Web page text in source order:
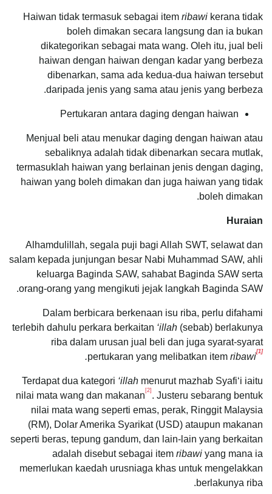
Haiwan tidak termasuk sebagai item ribawi kerana tidak
boleh dimakan secara langsung dan ia bukan
dikategorikan sebagai mata wang. Oleh itu, jual beli
haiwan dengan haiwan dengan kadar yang berbeza
dibenarkan, sama ada kedua-dua haiwan tersebut
daripada jenis yang sama atau jenis yang berbeza.
Pertukaran antara daging dengan haiwan
Menjual beli atau menukar daging dengan haiwan atau
sebaliknya adalah tidak dibenarkan secara mutlak,
termasuklah haiwan yang berlainan jenis dengan daging,
haiwan yang boleh dimakan dan juga haiwan yang tidak
boleh dimakan.
Huraian
Alhamdulillah, segala puji bagi Allah SWT, selawat dan
salam kepada junjungan besar Nabi Muhammad SAW, ahli
keluarga Baginda SAW, sahabat Baginda SAW serta
orang-orang yang mengikuti jejak langkah Baginda SAW.
Dalam berbicara berkenaan isu riba, perlu difahami
terlebih dahulu perkara berkaitan ‘illah (sebab) berlakunya
riba dalam urusan jual beli dan juga syarat-syarat
pertukaran yang melibatkan item ribawi[1]
.
Terdapat dua kategori ‘illah menurut mazhab Syafi‘i iaitu
nilai mata wang dan makanan [2] . Justeru sebarang bentuk
nilai mata wang seperti emas, perak, Ringgit Malaysia
(RM), Dolar Amerika Syarikat (USD) ataupun makanan
seperti beras, tepung gandum, dan lain-lain yang berkaitan
adalah disebut sebagai item ribawi yang mana ia
memerlukan kaedah urusniaga khas untuk mengelakkan
berlakunya riba.